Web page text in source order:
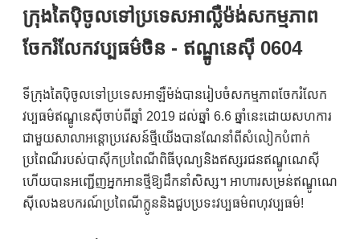
ក្រុងតៃប៉ិចូលទៅប្រទេសអាល្លឺម៉ង់សកម្មភាព
ចែករំលែកវប្បធម៌ចិន - ឥណ្ឌូនេស៊ី 0604
ទីក្រុងតៃប៉ិចូលទៅប្រទេសអាឡឺម៉ង់បានរៀបចំសកម្មភាពចែករំលែក
វប្បធម៌ឥណ្ឌូនេស៊ីចាប់ពីឆ្នាំ 2019 ដល់ឆ្នាំ 6.6 ឆ្នាំនេះដោយសហការ
ជាមួយសាលាអន្តោប្រវេសន៍ថ្មីយើងបានណែនាំពីសំលៀកបំពាក់
ប្រពៃណីរបស់បាស៊ីកប្រពៃណីពិធីបុណ្យនិងឥស្សរជនឥណ្ឌូណេស៊ី
ហើយបានអញ្ជើញអ្នកអានថ្មីឱ្យដឹកនាំសិស្ស។ អាហារសម្រន់ឥណ្ឌូណេ
ស៊ីលេងឧបករណ៍ប្រពៃណីក្លូននិងជួបប្រទះវប្បធម៌ពហុវប្បធម៌!